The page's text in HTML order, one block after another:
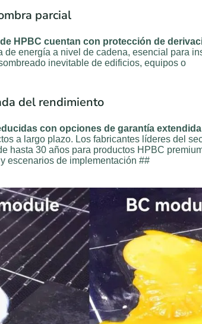
parcial
HPBC cuentan con protección de
de energía a nivel de cadena, esencial para
inevitable de edificios, equipos o
del rendimiento
con opciones de garantía extendida
a largo plazo. Los fabricantes líderes del
hasta 30 años para productos HPBC
escenarios de implementación ##